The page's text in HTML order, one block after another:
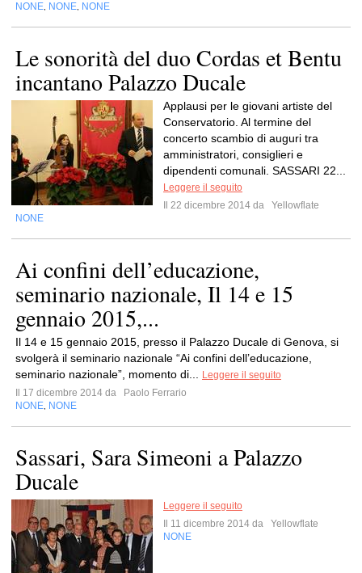
NONE NONE NONE
Le sonorità del duo Cordas et Bentu
incantano Palazzo Ducale
Applausi per le giovani artiste del
Conservatorio. Al termine del
concerto scambio di auguri tra
amministratori, consiglieri e
dipendenti comunali. SASSARI 22...
Leggere il seguito
Il 22 dicembre 2014 da
Yellowflate
NONE
Ai confini dell’educazione,
seminario nazionale, Il 14 e 15
gennaio 2015,...
Il 14 e 15 gennaio 2015, presso il Palazzo Ducale di Genova, si
svolgerà il seminario nazionale “Ai confini dell’educazione,
seminario nazionale”, momento di...
Leggere il seguito
Il 17 dicembre 2014 da
Paolo Ferrario
NONE NONE
Sassari, Sara Simeoni a Palazzo
Ducale
Leggere il seguito
Il 11 dicembre 2014 da
Yellowflate
NONE